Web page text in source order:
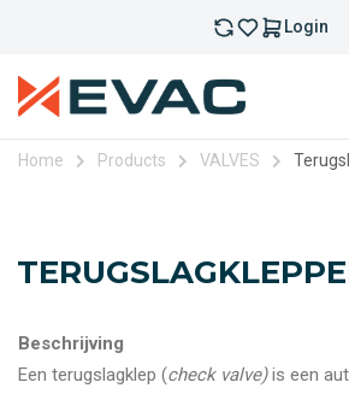
Login
Home Products VALVES
Beschrijving
Een terugslagklep (check valve)is een